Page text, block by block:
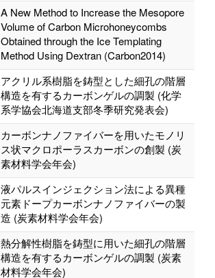
A New Method to Increase the Mesopore
Volume of Carbon Microhoneycombs
Obtained through the Ice Templating
Method Using Dextran (Carbon2014)
アクリル系樹脂を鋳型とした細孔の階層
構造を有するカーボンゲルの調製 (化学
系学協会北海道支部冬季研究発表会)
カーボンナノファイバーを用いたモノリ
ス状マクロポーラスカーボンの創製 (炭
素材料学会年会)
液パルスインジェクション法による異種
元素ドープカーボンナノファイバーの製
造 (炭素材料学会年会)
熱分解性樹脂を鋳型に用いた細孔の階層
構造を有するカーボンゲルの調製 (炭素
材料学会年会)